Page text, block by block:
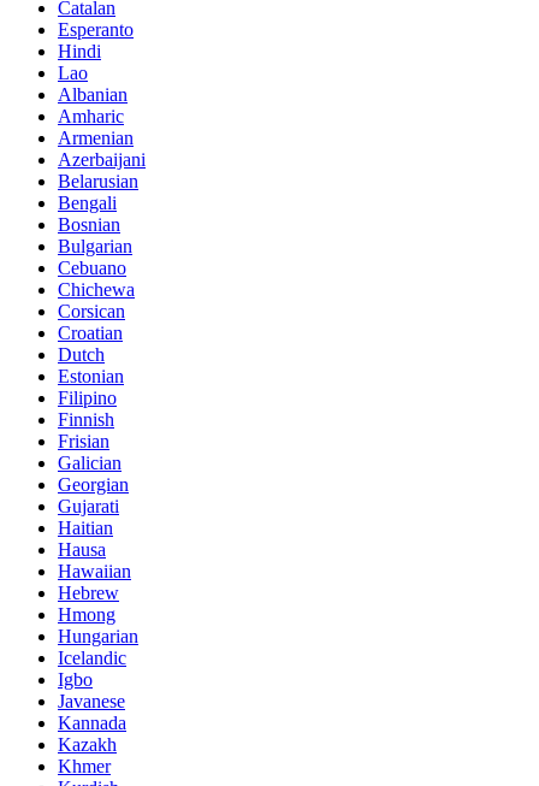
Catalan
Esperanto
Hindi
Lao
Albanian
Amharic
Armenian
Azerbaijani
Belarusian
Bengali
Bosnian
Bulgarian
Cebuano
Chichewa
Corsican
Croatian
Dutch
Estonian
Filipino
Finnish
Frisian
Galician
Georgian
Gujarati
Haitian
Hausa
Hawaiian
Hebrew
Hmong
Hungarian
Icelandic
Igbo
Javanese
Kannada
Kazakh
Khmer